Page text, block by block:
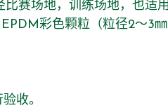
场地，训练场地，也适用
彩色颗粒（粒径2～3㎜
收。